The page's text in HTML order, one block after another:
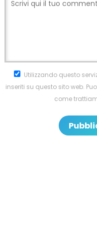
Utilizzando questo
inseriti su questo sito web.
come